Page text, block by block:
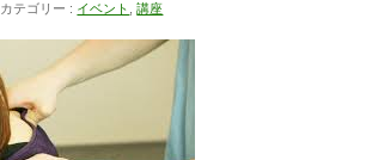
カテゴリー : イベント ,講座